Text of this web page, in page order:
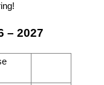
– 2027